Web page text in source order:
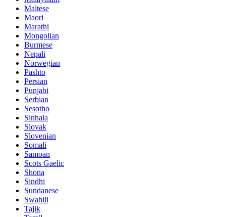
Maltese
Maori
Marathi
Mongolian
Burmese
Nepali
Norwegian
Pashto
Persian
Punjabi
Serbian
Sesotho
Sinhala
Slovak
Slovenian
Somali
Samoan
Scots Gaelic
Shona
Sindhi
Sundanese
Swahili
Tajik